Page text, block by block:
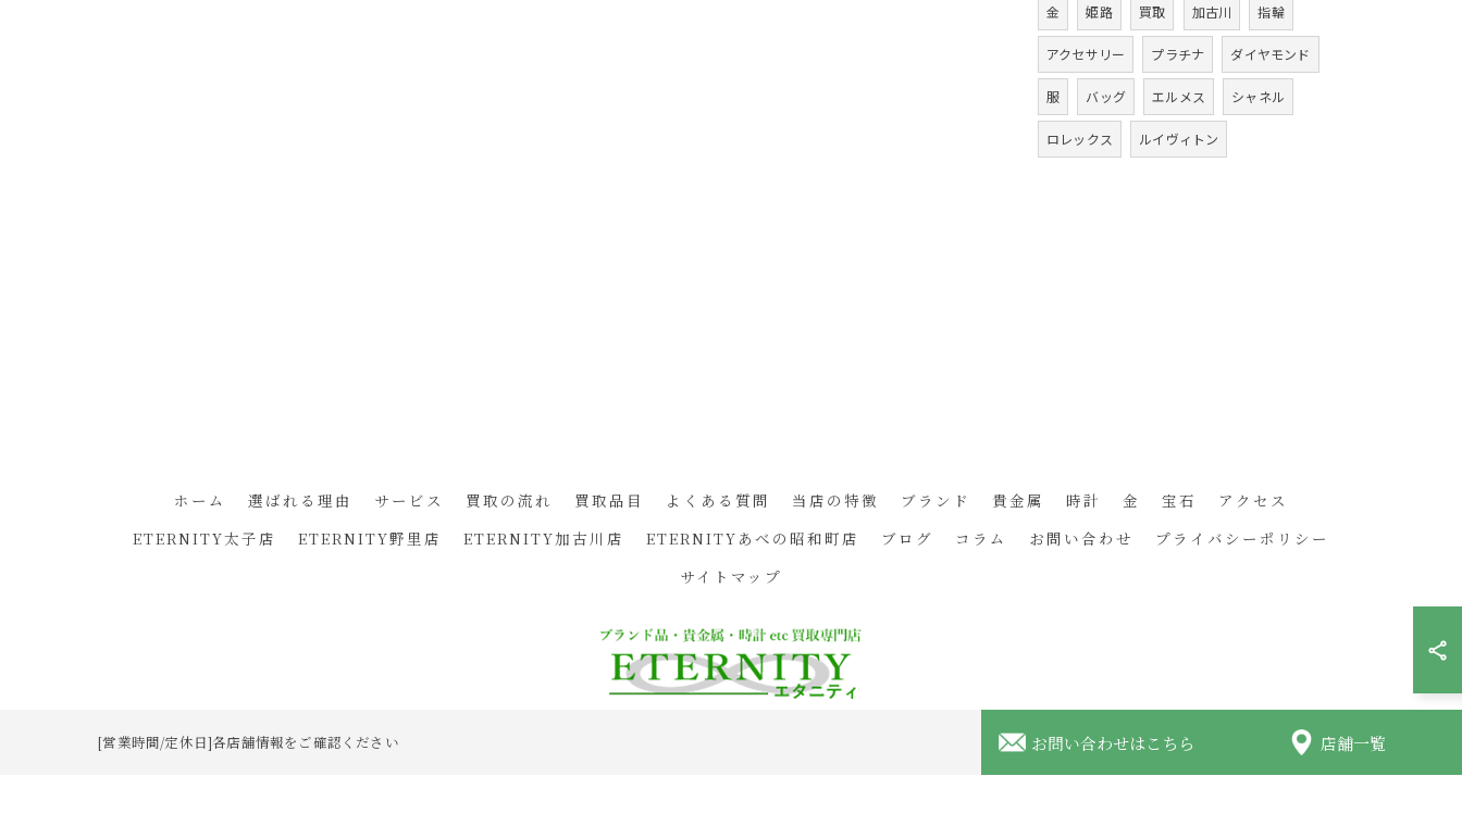
金 姫路 買取 加古川 指輪
アクセサリー プラチナ ダイヤモンド
服 バッグ エルメス シャネル
ロレックス ルイヴィトン
[営業時間/定休日]各店舗情報をご確認ください お問い合わせはこちら 店舗一覧
ホーム 選ばれる理由 サービス 買取の流れ 買取品目 よくある質問 当店の特徴 ブランド 貴金属 時計 金 宝石
アクセス
ETERNITY太子店
ETERNITY野里店 ETERNITY加古川店 ETERNITYあべの昭和町店 ブログ コラム お問い合わせ
プライバシーポリシー
サイトマップ